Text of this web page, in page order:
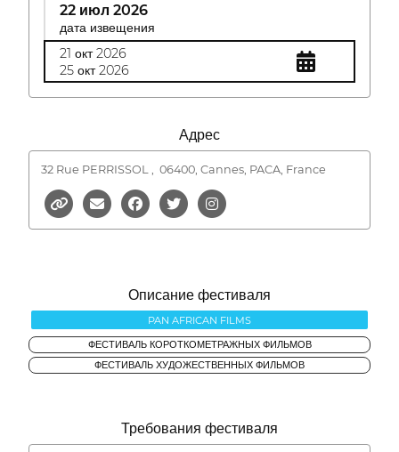
22 июл 2026
дата извещения
21 окт 2026
25 окт 2026
Адрес
32 Rue PERRISSOL , 06400, Cannes, PACA, France
Описание фестиваля
PAN AFRICAN FILMS
ФЕСТИВАЛЬ КОРОТКОМЕТРАЖНЫХ ФИЛЬМОВ
ФЕСТИВАЛЬ ХУДОЖЕСТВЕННЫХ ФИЛЬМОВ
Требования фестиваля